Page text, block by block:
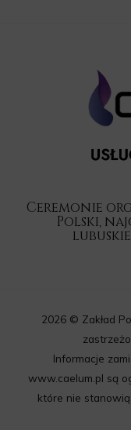
Ceremonie
Polski,
2026 © Zakład
Informacje
www.caelum.pl są
które nie